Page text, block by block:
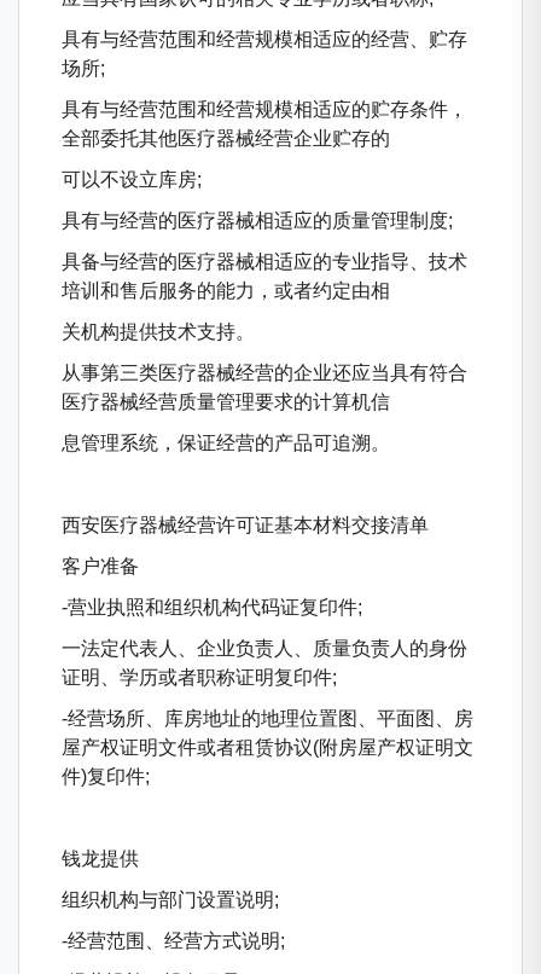
具有与经营范围和经营规模相适应的经营、贮存
场所;
具有与经营范围和经营规模相适应的贮存条件，
全部委托其他医疗器械经营企业贮存的
可以不设立库房;
具有与经营的医疗器械相适应的质量管理制度;
具备与经营的医疗器械相适应的专业指导、技术
培训和售后服务的能力，或者约定由相
关机构提供技术支持。
从事第三类医疗器械经营的企业还应当具有符合
医疗器械经营质量管理要求的计算机信
息管理系统，保证经营的产品可追溯。
西安医疗器械经营许可证基本材料交接清单
客户准备
-营业执照和组织机构代码证复印件;
一法定代表人、企业负责人、质量负责人的身份
证明、学历或者职称证明复印件;
-经营场所、库房地址的地理位置图、平面图、房
屋产权证明文件或者租赁协议(附房屋产权证明文
件)复印件;
钱龙提供
组织机构与部门设置说明;
-经营范围、经营方式说明;